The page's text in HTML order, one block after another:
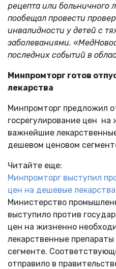
рецепта или больничного
пообещал провести
инвалидности у детей с
заболеваниями.
последних событий в
Минпромторг готов
лекарства
Минпромторг предложил
госрегулирование цен
важнейшие
дешевом ценовом
Читайте еще:
Минпромторг выступил
цен на дешевые лекарства
Министерство
выступило против
цен на жизненно
лекарственные
сегменте.
отправило в